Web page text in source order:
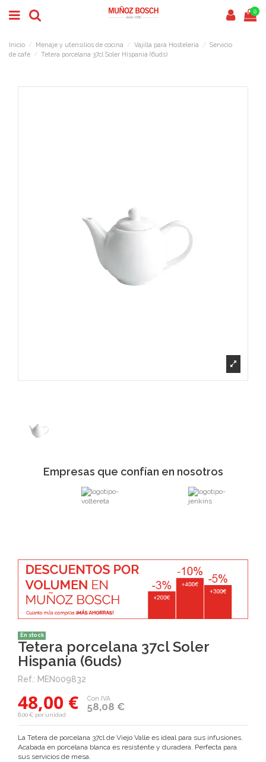
0
Inicio Menaje y utensilios de cocina Vajilla para Hostelería
Servicio
de café
Tetera porcelana 37cl Soler Hispania (6uds)
Empresas que confían en nosotros
En stock
Tetera porcelana 37cl Soler
Hispania (6uds)
Ref.: MEN009832
48,00 € 58,08 €
Con IVA
8,00 € por unidad
La Tetera de porcelana 37cl de Viejo Valle es ideal para sus infusiones.
Acabada en porcelana blanca es resistente y duradera. Perfecta para
sus servicios de mesa.